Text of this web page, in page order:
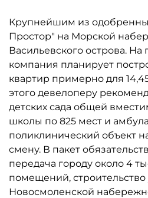
Крупнейшим из
Простор" на Морской
Васильевского острова. На
компания планирует
квартир примерно для
этого девелоперу
детских сада общей
школы по 825 мест и
поликлинический объект
смену. В пакет
передача городу около 4
помещений,
Новосмоленской